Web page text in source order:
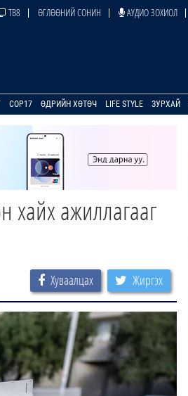
ТВ8 ӨГЛӨӨНИЙ СОНИН АУДИО ЗОХИОЛ
COP17 ӨДРИЙН ХӨТӨЧ LIFE STYLE ЗУРХАЙ
хайх ажиллагааг
Хуваалцах Жиргэх